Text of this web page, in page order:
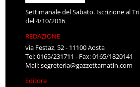
Settimanale del Sabato. Iscrizione al
del 4/10/2016
REDAZIONE
via Festaz, 52 - 11100 Aosta
Tel: 0165/231711 - Fax: 0165/1820141
Mail:segreteria@gazzettamatin.com
Editore